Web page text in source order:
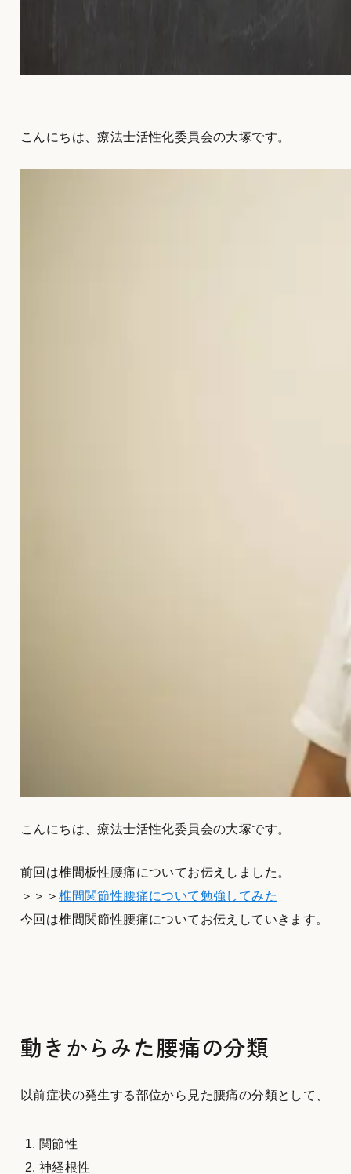
こんにちは、療法士活性化委員会の大塚です。
こんにちは、療法士活性化委員会の大塚です。
前回は椎間板性腰痛についてお伝えしました。
＞＞＞椎間関節性腰痛について勉強してみた
今回は椎間関節性腰痛についてお伝えしていきます。
動きからみた腰痛の分類
以前症状の発生する部位から見た腰痛の分類として、
関節性
神経根性